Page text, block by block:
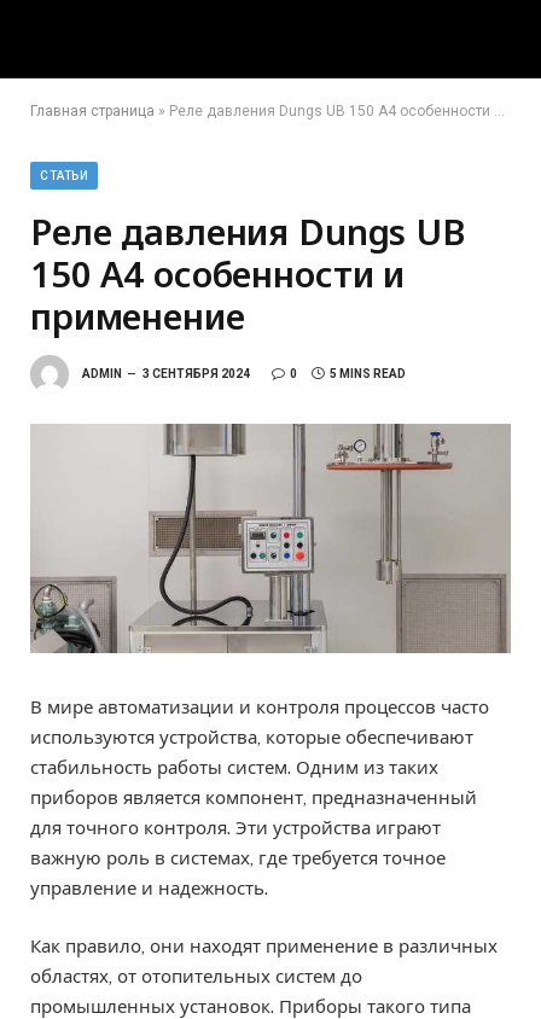
Главная страница » Реле давления Dungs UB 150 A4 особенности и применение
СТАТЬИ
Реле давления Dungs UB
150 A4 особенности и
применение
ADMIN 3 СЕНТЯБРЯ 2024 0 5 MINS READ
В мире автоматизации и контроля процессов часто
используются устройства, которые обеспечивают
стабильность работы систем. Одним из таких
приборов является компонент, предназначенный
для точного контроля. Эти устройства играют
важную роль в системах, где требуется точное
управление и надежность.
Как правило, они находят применение в различных
областях, от отопительных систем до
промышленных установок. Приборы такого типа